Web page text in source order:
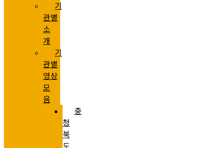
기
관별
소
개
기
관별
영상
모
음
충
청
북
도